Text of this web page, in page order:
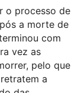
o processo de
a morte de
com
vez as
pelo que
a